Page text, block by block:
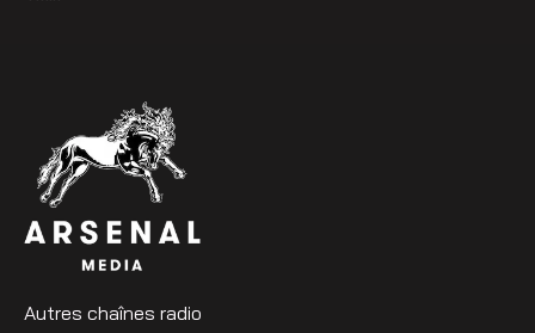
Autres chaînes radio